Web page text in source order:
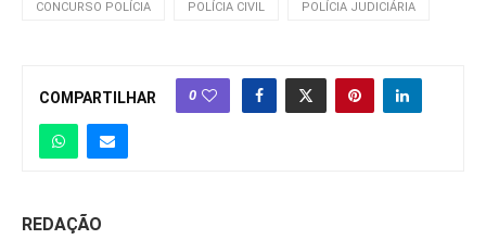
CONCURSO POLÍCIA POLÍCIA CIVIL POLÍCIA JUDICIÁRIA
COMPARTILHAR 0
REDAÇÃO